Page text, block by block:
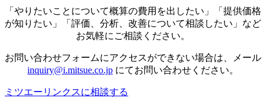
「やりたいことについて概算の費用を出したい」「提供価格
が知りたい」「評価、分析、改善について相談したい」など
お気軽にご相談ください。
お問い合わせフォームにアクセスができない場合は、メール
inquiry@i.mitsue.co.jp にてお問い合わせください。
ミツエーリンクスに相談する